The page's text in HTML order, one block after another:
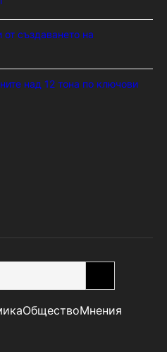
от създаването на
над 12 тона по ключови
ОбществоМнения